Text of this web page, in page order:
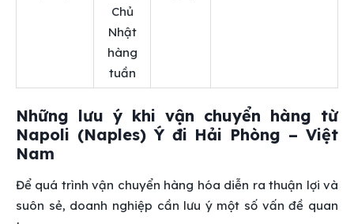
Chủ
Nhật
hàng
tuần
Những lưu ý khi vận chuyển hàng từ
Napoli (Naples) Ý đi Hải Phòng – Việt
Nam
Để quá trình vận chuyển hàng hóa diễn ra thuận lợi và
suôn sẻ, doanh nghiệp cần lưu ý một số vấn đề quan